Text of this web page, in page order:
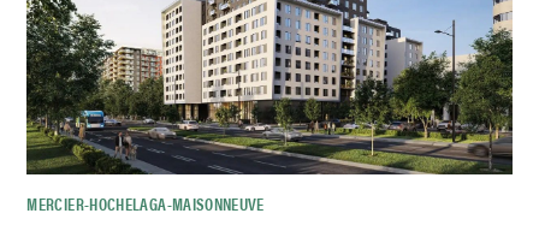
MERCIER-HOCHELAGA-MAISONNEUVE